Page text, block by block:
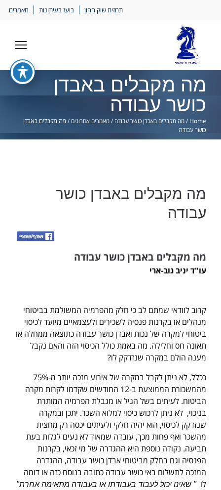
תחזית שוק ההון בועז בעיתונות מאמרים
מה מקבלים באבדן
כושר עבודה
Home
/מה מקבלים באבדן כושר עבודה /מאמרים אחרונים / מה מקבלים באבדן
כושר עבודה
מה מקבלים באבדן כושר
עבודה
מה מקבלים באבדן כושר עבודה
עו"ד יניב גוב-ארי
קרוב לוודאי שמתם לב כי חלק מהפרמיה המשולמת בביטוחי
מנהלים או בקרנות פנסיה לשכירים ולעצמאיים מיועד לכיסוי
ביטוחי למקרה של נכות ואבדן כושר עבודה כתוצאה ממחלה או
תאונה חס וחלילה. מה באמת כולל הכיסוי הזה והאם נקבל
מענה הולם במקרה שנזדקק לו?
ככלל, לא ניתן לקבל במקרה של אירוע מזכה יותר מ-75%
מהמשכורת הממוצעת ב-12 החודשים שקדמו לקרות מקרה
הביטוח. לעיתים בשל הגיל או מגבלת הפרמיה המותרת
בניכוי, לא ניתן לרכוש כיסוי למלוא השכר. יתכן ובמקרה
שנזדקק לכיסוי, הוא יהיה חלקי ולעיתים יכסה רק מחצית
מהשכר ואף פחות מכך, עובדה שמאוד לא נעים לגלות בעת
תביעה. נקודה נוספת היא ההגדרה של מי זכאי, בקרנות
הפנסיה וגם בחלק מביטוחי אבדן כושר עבודה, ההגדרה
המזכה לתשלום באי כושר עבודה כתובה בנוסח כזה או דומה
לו " שאינו יכול לעבוד בעבודתו או בעבודה מתאימה אחרת"